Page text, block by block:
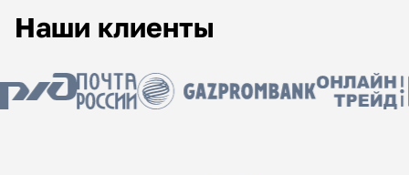
Наши клиенты